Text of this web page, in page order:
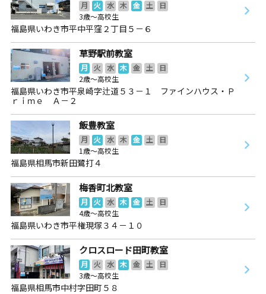
月 火 水 木 金 土
日
3歳～高校生
福島県いわき市平中平窪２丁目５－６
草野駅前教室
月 火 水 木 金 土
日
2歳～高校生
福島県いわき市平泉崎字辻道５３－１ ファインハウス・Ｐ
ｒｉｍｅ Ａ－２
飯豊教室
月 火 水 木 金 土
日
1歳～高校生
福島県相馬市新田鷺打４
梅香町北教室
月 火 水 木 金 土
日
4歳～高校生
福島県いわき市平権現塚３４－１０
クロスロード田町教室
月 火 水 木 金 土
日
3歳～高校生
福島県相馬市中村字田町５８